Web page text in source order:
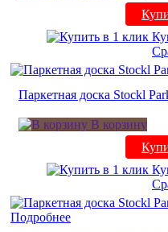
Паркетная доска Stockl
В корзину
Подробнее